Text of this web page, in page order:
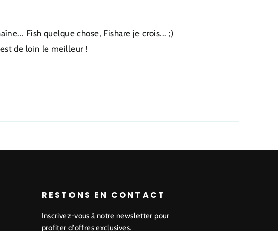
Fish quelque chose, Fishare je crois... ;)
de loin le meilleur !
RESTONS EN CONTACT
Inscrivez-vous à notre newsletter pour
profiter d'offres exclusives.